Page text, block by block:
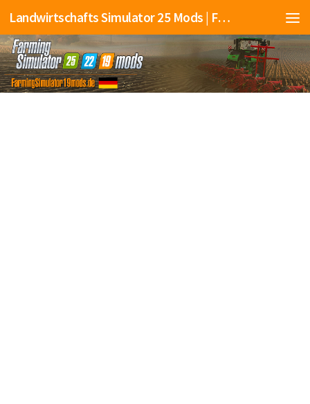
Landwirtschafts Simulator 25 Mods | Farming Simulator 25 Mods | FS25 Mods